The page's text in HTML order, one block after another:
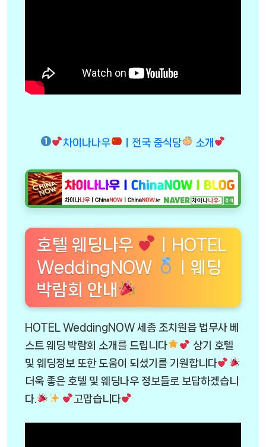
차이나나우 ㅣ전국 중식당 소개
호텔 웨딩나우
ㅣHOTEL
WeddingNOW
ㅣ웨딩
박람회 안내
HOTEL WeddingNOW 세종 조치원읍 법무사 베
스트 웨딩 박람회 소개를 드립니다
상기 호텔
및 웨딩정보 또한 도움이 되셨기를 기원합니다
더욱 좋은 호텔 및 웨딩나우 정보들로 보답하겠습니
다.
고맙습니다